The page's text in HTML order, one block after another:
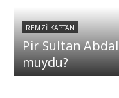
REMZI KAPTAN
Pir Sultan
muydu?